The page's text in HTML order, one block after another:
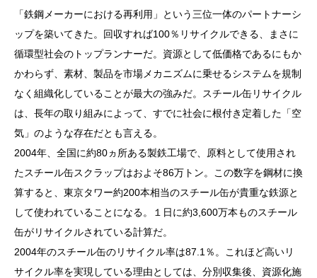
「鉄鋼メーカーにおける再利用」という三位一体のパートナーシ
ップを築いてきた。回収すれば100％リサイクルできる、まさに
循環型社会のトップランナーだ。資源として低価格であるにもか
かわらず、素材、製品を市場メカニズムに乗せるシステムを規制
なく組織化していることが最大の強みだ。スチール缶リサイクル
は、長年の取り組みによって、すでに社会に根付き定着した「空
気」のような存在だとも言える。
2004年、全国に約80ヵ所ある製鉄工場で、原料として使用され
たスチール缶スクラップはおよそ86万トン。この数字を鋼材に換
算すると、東京タワー約200本相当のスチール缶が貴重な鉄源と
して使われていることになる。１日に約3,600万本ものスチール
缶がリサイクルされている計算だ。
2004年のスチール缶のリサイクル率は87.1％。これほど高いリ
サイクル率を実現している理由としては、分別収集後、資源化施